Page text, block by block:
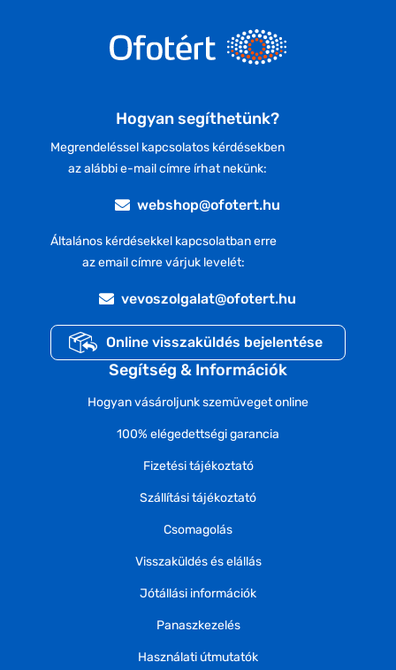
Hogyan segíthetünk?
Megrendeléssel kapcsolatos kérdésekben
az alábbi e-mail címre írhat nekünk:
webshop@ofotert.hu
Általános kérdésekkel kapcsolatban erre
az email címre várjuk levelét:
vevoszolgalat@ofotert.hu
Online visszaküldés bejelentése
Segítség & Információk
Hogyan vásároljunk szemüveget online
100% elégedettségi garancia
Fizetési tájékoztató
Szállítási tájékoztató
Csomagolás
Visszaküldés és elállás
Jótállási információk
Panaszkezelés
Használati útmutatók